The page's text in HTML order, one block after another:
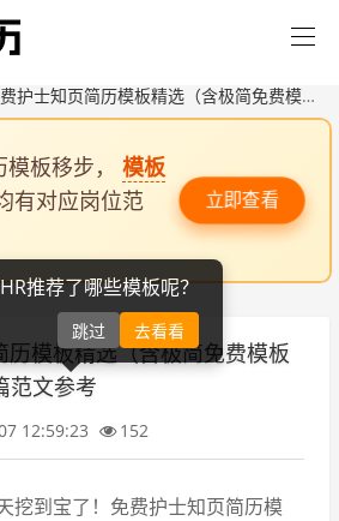
士知页简历模板精选（含极简免费模板549款）| 精选3篇范文参考
板移步， 模板
有对应岗位范
立即查看
历模板精选（含极简免费模板
范文参考
12:59:23 152
挖到宝了！免费护士知页简历模
推荐了哪些模板呢？
跳过 去看看